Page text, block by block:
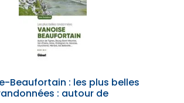
Beaufortain : les plus belles
: autour de